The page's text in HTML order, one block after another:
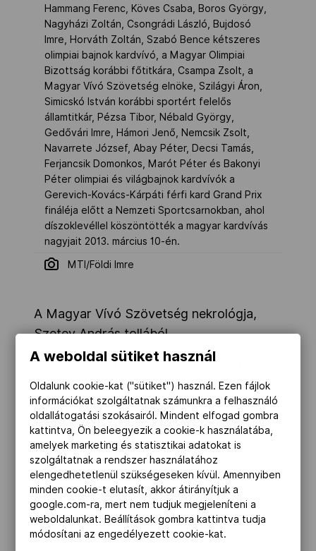
Hammang Ferenc, Köves Csaba, Boros György,
Nagyházi Zoltán, Csongrádi László, Bujdosó
Imre, Horváth Zoltán, Szabó Bence kétszeres
olimpiai bajnok kardvívó, a Magyar Olimpiai
Bizottság korábbi főtitkára, Csampa Zsolt, a
Magyar Vívó Szövetség elnöke, Szilágyi Áron,
Simicskó István korábbi sportért felelős
államtitkár, Pézsa Tibor, Nébald György,
Gedővári Imre, Hámori Jenő, Nemcsik Zsolt,
Navarrete József, Abay Péter, Decsi Tamás,
Ferjancsik Domonkos, Marót Péter és Bakonyi
Péter olimpiai és világbajnok kardvívók a
Gerevich-Kovács-Kárpáti férfi kard Grand Prix
fináléja előtt a Nemzeti Sportcsarnokban, ahol
díszoklevéllel köszöntötték a magyar kardvívás
nagyjait 2013. március 10-én.
MTI/Földi Imre
A Magyar Vívó Szövetség nekrológja,
Szetey András tollából...
Köves Csaba nem tartozott a “meg nem
értett zsenik” kategóriájába. Ő kétségkívül
zseni volt. Meglehet, akik nem jártasak az
akkori idők kardvívásában, azok ezt
megkérdőjelezhetik. Elvégre a magyar
vívás, különösen a kard, hál’istennek,
bővelkedik a sztárokban. Csaba “csak”
csapatban lett kétszeres olimpiai
ezüstérmes és kétszeres világbajnok. Akik
viszont ismerték azt a korszakot, és
A weboldal sütiket használ
Oldalunk cookie-kat ("sütiket") használ. Ezen fájlok
információkat szolgáltatnak számunkra a felhasználó
oldallátogatási szokásairól. Mindent elfogad gombra
kattintva, Ön beleegyezik a cookie-k használatába,
amelyek marketing és statisztikai adatokat is
szolgáltatnak a rendszer használatához
elengedhetetlenül szükségeseken kívül. Amennyiben
minden cookie-t elutasít, akkor átirányítjuk a
google.com-ra, mert nem tudjuk megjeleníteni a
weboldalunkat. Beállítások gombra kattintva tudja
módosítani az engedélyezett cookie-kat.